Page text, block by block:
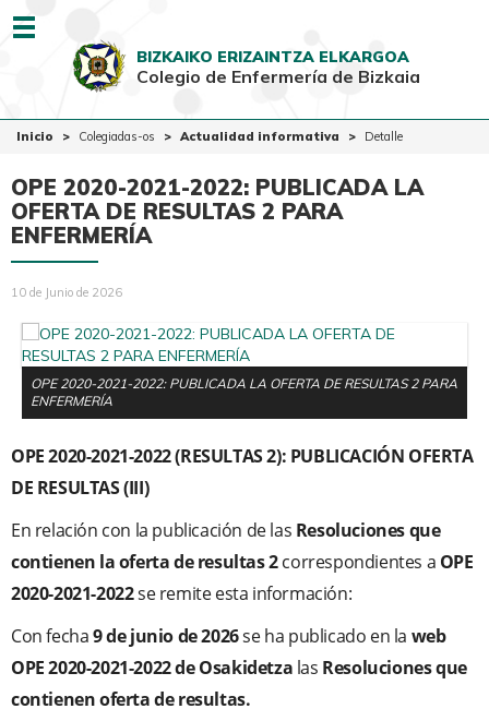
EUSK CAST
Colegiadas-os
Ciudadanía
Ventanilla Única
BIZKAIKO ERIZAINTZA ELKARGOA
Colegio de Enfermería de Bizkaia
Inicio Colegiadas-os Actualidad informativa Detalle
OPE 2020-2021-2022: PUBLICADA LA
OFERTA DE RESULTAS 2 PARA
ENFERMERÍA
10 de Junio de 2026
OPE 2020-2021-2022: PUBLICADA LA OFERTA DE RESULTAS 2 PARA
ENFERMERÍA
OPE 2020-2021-2022 (RESULTAS 2): PUBLICACIÓN OFERTA
DE RESULTAS (III)
En relación con la publicación de las Resoluciones que
contienen la oferta de resultas 2correspondientes a OPE
2020-2021-2022se remite esta información:
Con fecha9 de junio de 2026se ha publicado en la web
OPE 2020-2021-2022 de Osakidetza las Resoluciones que
contienen oferta de resultas.